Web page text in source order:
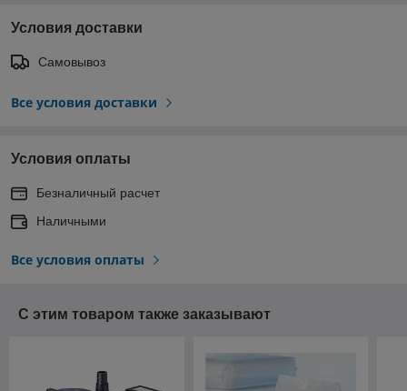
Условия доставки
Самовывоз
Все условия доставки
Условия оплаты
Безналичный расчет
Наличными
Все условия оплаты
С этим товаром также заказывают